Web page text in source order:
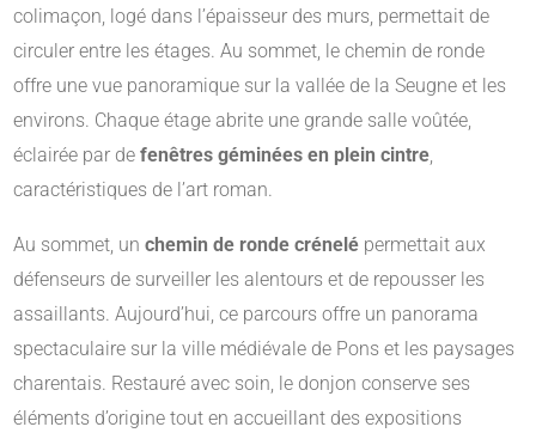
colimaçon, logé dans l’épaisseur des murs, permettait de
circuler entre les étages. Au sommet, le chemin de ronde
offre une vue panoramique sur la vallée de la Seugne et les
environs. ​Chaque étage abrite une grande salle voûtée,
éclairée par de fenêtres géminées en plein cintre
caractéristiques de l’art roman.
Au sommet, un chemin de ronde crénelé permettait aux
défenseurs de surveiller les alentours et de repousser les
assaillants. Aujourd’hui, ce parcours offre un panorama
spectaculaire sur la ville médiévale de Pons et les paysages
charentais. Restauré avec soin, le donjon conserve ses
éléments d’origine tout en accueillant des expositions